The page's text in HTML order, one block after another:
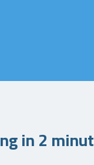
in 2